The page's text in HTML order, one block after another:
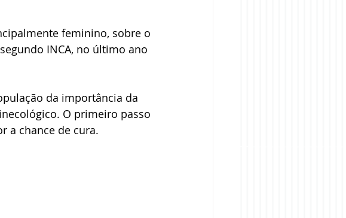
feminino, sobre o
INCA, no último ano
da importância da
O primeiro passo
a chance de cura.